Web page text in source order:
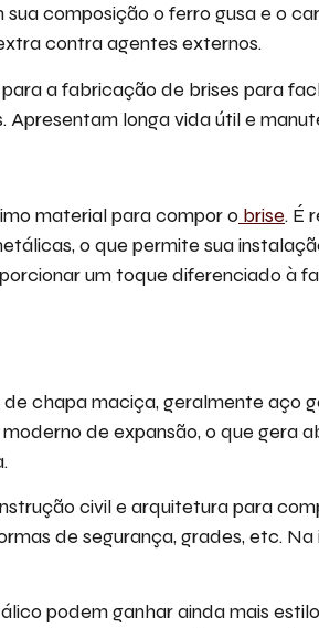
composição o ferro gusa e o
contra agentes externos.
a fabricação de brises para
Apresentam longa vida útil e
material para compor o brise. É
o que permite sua
um toque diferenciado à
chapa maciça, geralmente aço
de expansão, o que gera
civil e arquitetura para
de segurança, grades, etc.
podem ganhar ainda mais